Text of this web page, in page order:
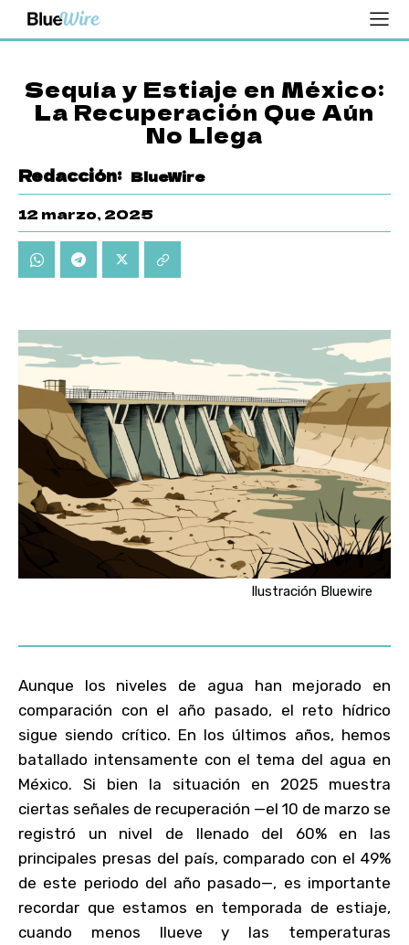
Sequía y Estiaje en México:
La Recuperación Que Aún
No Llega
Redacción: BlueWire
12 marzo, 2025
Ilustración Bluewire
Aunque los niveles de agua han mejorado en
comparación con el año pasado, el reto hídrico
sigue siendo crítico. En los últimos años, hemos
batallado intensamente con el tema del agua en
México. Si bien la situación en 2025 muestra
ciertas señales de recuperación —el 10 de marzo se
registró un nivel de llenado del 60% en las
principales presas del país, comparado con el 49%
de este periodo del año pasado—, es importante
recordar que estamos en temporada de estiaje,
cuando menos llueve y las temperaturas